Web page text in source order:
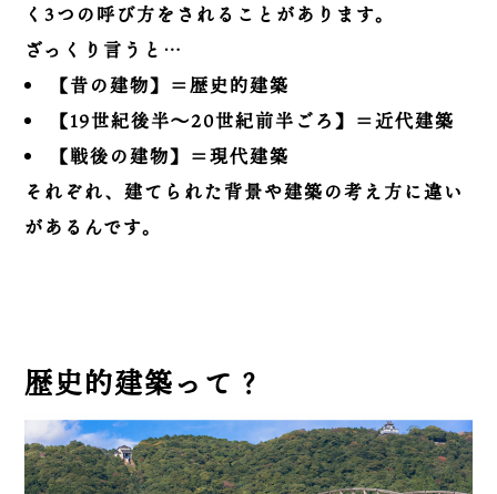
く3つの呼び方をされることがあります。
ざっくり言うと…
【昔の建物】＝歴史的建築
【19世紀後半～20世紀前半ごろ】＝近代建築
【戦後の建物】＝現代建築
それぞれ、建てられた背景や建築の考え方に違い
があるんです。
歴史的建築って？